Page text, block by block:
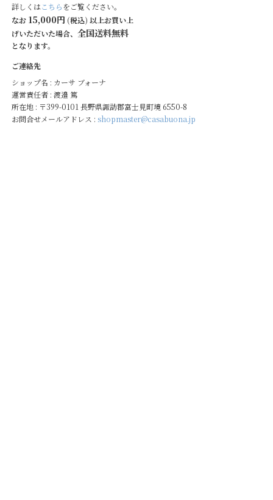
詳しくはこちらをご覧ください。
なお 15,000円 (税込) 以上お買い上
げいただいた場合、 全国送料無料
となります。
ご連絡先
ショップ名 : カーサ ブォーナ
運営責任者 : 渡邉 篤
所在地 : 〒399-0101 長野県諏訪郡富士見町境 6550-8
お問合せメールアドレス : shopmaster@casabuona.jp